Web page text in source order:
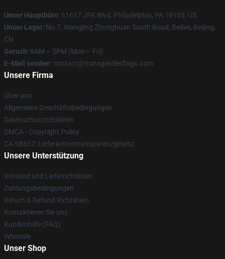
Unser Hauptbüro: 61617 JFK Blvd, Philadelphia, PA 19103, US
Unser Lager: No.7, Wangjing Zhonghuan South Road, Beibei, Beijing,
CN
Geruch: 9AM – 5PM (Mon – Fri)
E-Mail senden: contact@transgenderflags.com
Unsere Firma
Über uns
Allgemeine Geschäftsbedingungen
Datenschutzrichtlinien
DMCA - Copyright Policy
CA SB657: Lieferkettentransparenzgesetz
Unsere Unterstützung
Versand und Lieferrichtlinien
Zahlungsbedingungen
Return & Refund Richtlinien
Kontaktieren Sie uns
Kundenhilfe (FAQ)
Whosale
Unser Shop